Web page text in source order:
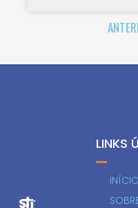
LINKS
INÍCIO